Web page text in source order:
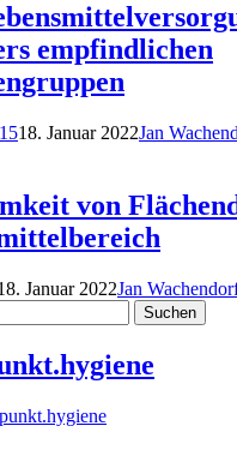
empfindlichen
18. Januar 2022Jan
von
Januar 2022Jan